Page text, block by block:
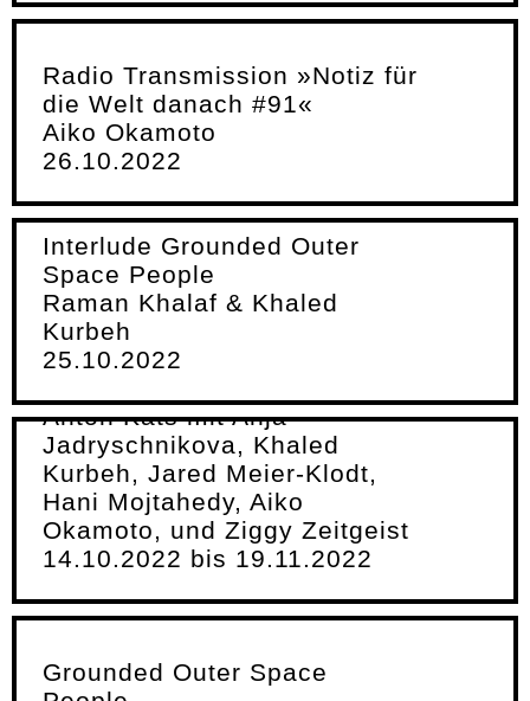
Radio Transmission »Notiz für
die Welt danach #91«
Aiko Okamoto
26.10.2022
Interlude Grounded Outer
Space People
Raman Khalaf & Khaled
Kurbeh
25.10.2022
Grounded Outer Space
Anton Kats mit Anja
Jadryschnikova, Khaled
Kurbeh, Jared Meier-Klodt,
Hani Mojtahedy, Aiko
Okamoto, und Ziggy Zeitgeist
14.10.2022 bis 19.11.2022
Grounded Outer Space